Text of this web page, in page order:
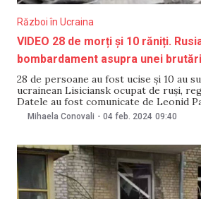
Război în Ucraina
VIDEO 28 de morți și 10 răniți.
bombardament asupra unei
28 de persoane au fost ucise și 10 au
ucrainean Lisiciansk ocupat de ruși,
Datele au fost comunicate de Leonid
Rusia în fruntea „LNR” (Lugansk),
Mihaela Conovali - 04 feb. 2024 09:40